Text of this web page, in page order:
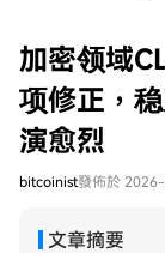
加密领域
项修正，
演愈烈
bitcoinist發佈於
文章摘要